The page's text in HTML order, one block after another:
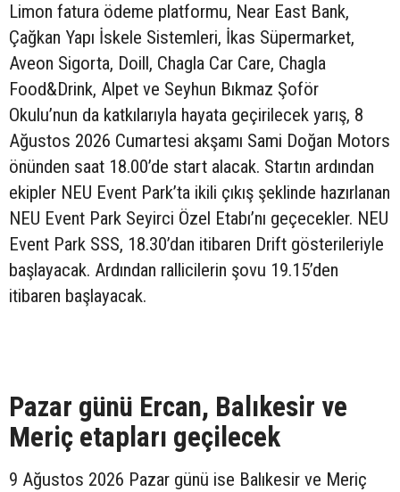
Limon fatura ödeme platformu, Near East Bank,
Çağkan Yapı İskele Sistemleri, İkas Süpermarket,
Aveon Sigorta, Doill, Chagla Car Care, Chagla
Food&Drink, Alpet ve Seyhun Bıkmaz Şoför
Okulu’nun da katkılarıyla hayata geçirilecek yarış, 8
Ağustos 2026 Cumartesi akşamı Sami Doğan Motors
önünden saat 18.00’de start alacak. Startın ardından
ekipler NEU Event Park’ta ikili çıkış şeklinde hazırlanan
NEU Event Park Seyirci Özel Etabı’nı geçecekler. NEU
Event Park SSS, 18.30’dan itibaren Drift gösterileriyle
başlayacak. Ardından rallicilerin şovu 19.15’den
itibaren başlayacak.
Pazar günü Ercan, Balıkesir ve
Meriç etapları geçilecek
9 Ağustos 2026 Pazar günü ise Balıkesir ve Meriç